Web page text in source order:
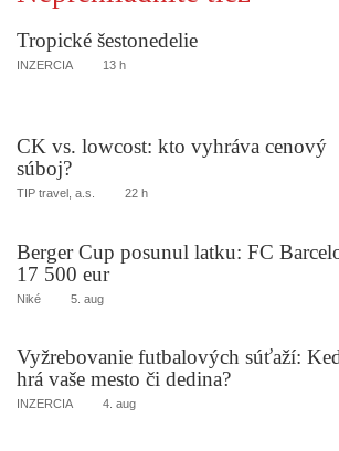
Tropické šestonedelie
INZERCIA 13 h
CK vs. lowcost: kto vyhráva cenový
súboj?
TIP travel, a.s. 22 h
Berger Cup posunul latku: FC
17 500 eur
Niké 5. aug
Vyžrebovanie futbalových súťaží:
hrá vaše mesto či dedina?
INZERCIA 4. aug